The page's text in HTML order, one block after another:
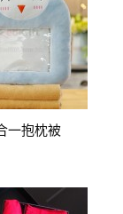
一抱枕被